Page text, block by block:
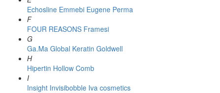
Echosline Emmebi Eugene Perma
F
FOUR REASONS Framesi
G
Ga.Ma Global Keratin Goldwell
H
Hipertin Hollow Comb
I
Insight Invisibobble Iva cosmetics